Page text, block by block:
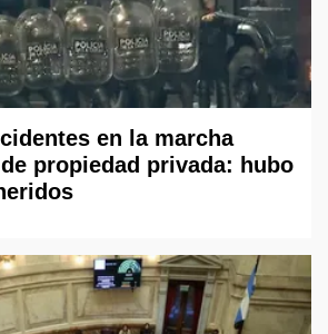
en la marcha
propiedad privada: hubo